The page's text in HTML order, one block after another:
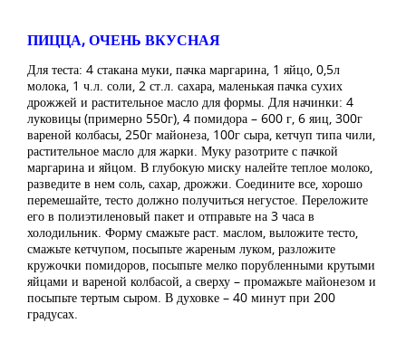
ПИЦЦА, ОЧЕНЬ ВКУСНАЯ
Для теста: 4 стакана муки, пачка маргарина, 1 яйцо, 0,5л
молока, 1 ч.л. соли, 2 ст.л. сахара, маленькая пачка сухих
дрожжей и растительное масло для формы. Для начинки: 4
луковицы (примерно 550г), 4 помидора – 600 г, 6 яиц, 300г
вареной колбасы, 250г майонеза, 100г сыра, кетчуп типа чили,
растительное масло для жарки. Муку разотрите с пачкой
маргарина и яйцом. В глубокую миску налейте теплое молоко,
разведите в нем соль, сахар, дрожжи. Соедините все, хорошо
перемешайте, тесто должно получиться негустое. Переложите
его в полиэтиленовый пакет и отправьте на 3 часа в
холодильник. Форму смажьте раст. маслом, выложите тесто,
смажьте кетчупом, посыпьте жареным луком, разложите
кружочки помидоров, посыпьте мелко порубленными крутыми
яйцами и вареной колбасой, а сверху – промажьте майонезом и
посыпьте тертым сыром. В духовке – 40 минут при 200
градусах.